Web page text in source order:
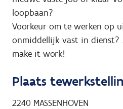
loopbaan?
Voorkeur om te werken op
onmiddellijk vast in dienst?
make it work!
Plaats
2240 MASSENHOVEN